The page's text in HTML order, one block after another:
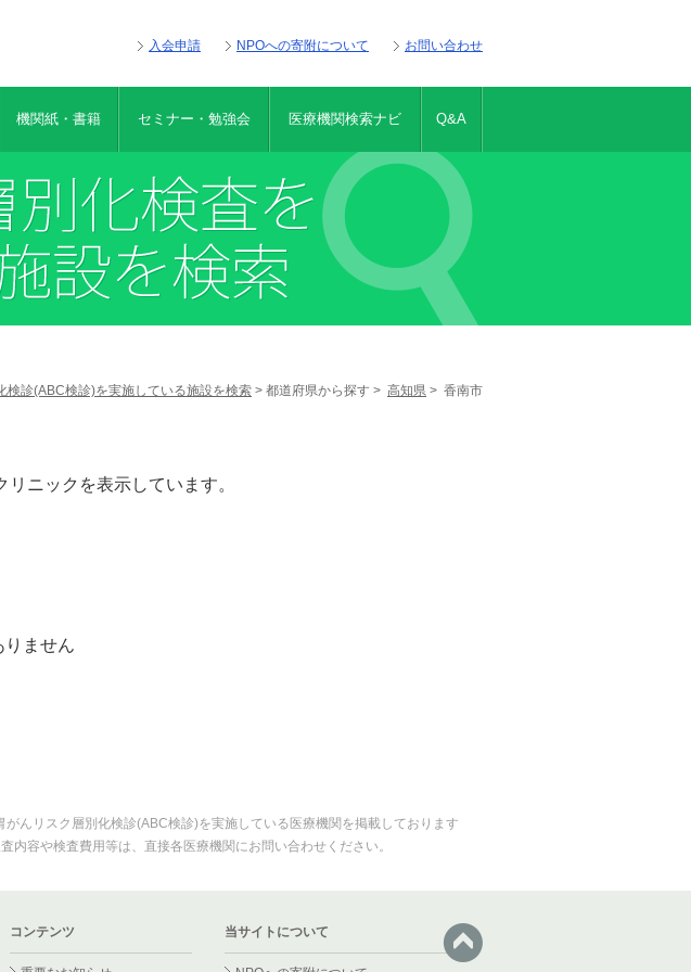
入会申請 NPOへの寄附について お問い合わせ
機関紙・書籍 セミナー・勉強会 医療機関検索ナビ Q&A
検診(ABC検診)を実施している施設を検索 > 都道府県から探す > 高知県 > 香南市
ニックを表示しています。
りません
んリスク層別化検診(ABC検診)を実施している医療機関を掲載しております
容や検査費用等は、直接各医療機関にお問い合わせください。
コンテンツ 当サイトについて